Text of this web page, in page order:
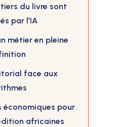
du livre sont
par l’IA
métier en pleine
face aux
économiques pour
africaines